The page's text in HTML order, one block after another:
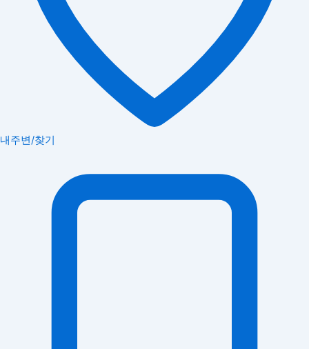
내주변/찾기